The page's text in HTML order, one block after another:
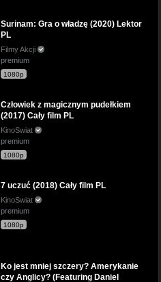
Surinam: Gra o władzę (2020) Lektor
PL
Filmy Akcji
premium
1080p
Człowiek z magicznym pudełkiem
(2017) Cały film PL
KinoSwiat
premium
1080p
7 uczuć (2018) Cały film PL
KinoSwiat
premium
1080p
Ko jest mniej szczery? Amerykanie
czy Anglicy? (Featuring Daniel